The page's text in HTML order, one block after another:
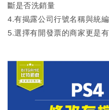
斷是否洗銷量
4.有揭露公司行號名稱與統
5.選擇有開發票的商家更是